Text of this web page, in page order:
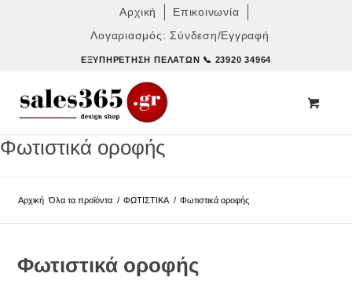
Αρχική
Επικοινωνία
Λογαριασμός: Σύνδεση/Εγγραφή
ΕΞΥΠΗΡΈΤΗΣΗ ΠΕΛΑΤΏΝ 📞 23920 34964
Φωτιστικά οροφής
Αρχική Όλα τα προϊόντα / ΦΩΤΙΣΤΙΚΑ / Φωτιστικά οροφής
Φωτιστικά οροφής